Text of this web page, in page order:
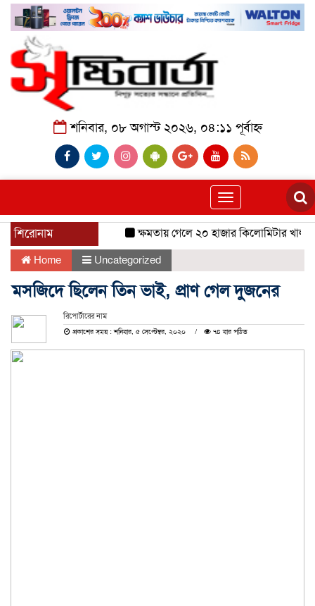
শনিবার, ০৮ অগাস্ট ২০২৬, ০৪:১১ পূর্বাহ্ন
Toggle
navigation
শিরোনাম ক্ষমতায় গেলে ২০ হাজার কিলোমিটার খাল
Home Uncategorized
মসজিদে ছিলেন তিন ভাই, প্রাণ গেল দুজনের
রিপোর্টারের নাম
প্রকাশের সময় : শনিবার, ৫ সেপ্টেম্বর, ২০২০
৭৪ বার পঠিত